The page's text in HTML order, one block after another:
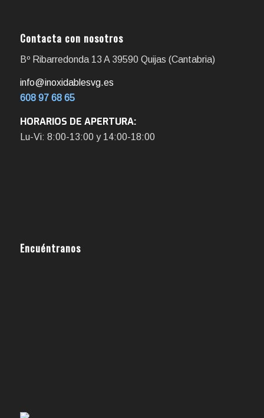
Contacta con nosotros
Bº Ribarredonda 13 A 39590 Quijas (Cantabria)
info@inoxidablesvg.es
608 97 68 65
HORARIOS DE APERTURA:
Lu-Vi: 8:00-13:00 y 14:00-18:00
Encuéntranos